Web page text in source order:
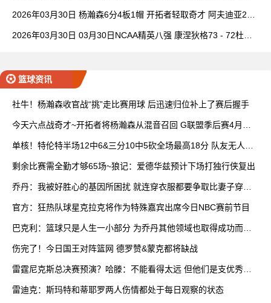
2026年03月30日 杨瀚森6分4板1帽 开拓者轻取奇才 阿夫迪亚20+
2026年03月30日 03月30日NCAA精英八强 康涅狄格73 - 72杜克
篮球资讯
社牛！杨瀚森收官战“挑”走比赛用球 后迅速归位补上了赛后握手
今天六点战奇才~开拓者将杨瀚森从混音召回 G联盟季后赛4月开
单核！特伦特半场12中6&三分10中5砍全场最高18分 队友无人上
剩余比赛需全勤才够65场~狼记：爱德华兹预计下场打独行侠复出
乔丹：我被好胜心的基因所困扰 就连穿衣服都要争取比妻子穿得
官方：狂热队球星克拉克将作为特殊嘉宾出席今日NBC赛前节目
巴克利：篮球只是人生一小部分 为乔丹其他领域也取得成功而自
伤完了！今日国王对阵篮网 德罗赞&蒙克都将缺战
雷霆尼克斯总决赛预演？哈滕：不能看得太远 但他们是支优秀球
雷迪克：斯玛特和蒂耶罗两人伤情都处于每日观察的状态